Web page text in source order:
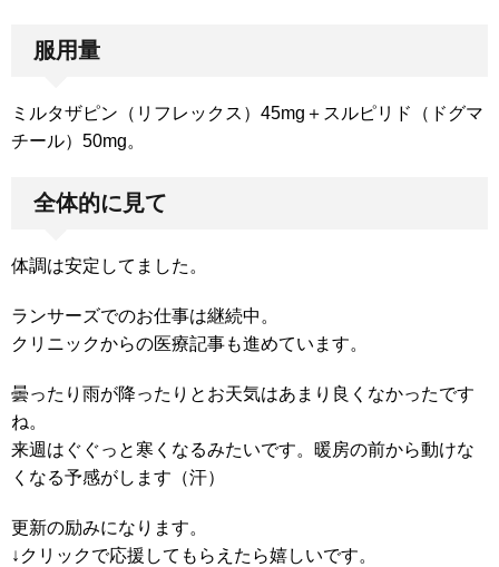
服用量
ミルタザピン（リフレックス）45mg＋スルピリド（ドグマ
チール）50mg。
全体的に見て
体調は安定してました。
ランサーズでのお仕事は継続中。
クリニックからの医療記事も進めています。
曇ったり雨が降ったりとお天気はあまり良くなかったです
ね。
来週はぐぐっと寒くなるみたいです。暖房の前から動けな
くなる予感がします（汗）
更新の励みになります。
↓クリックで応援してもらえたら嬉しいです。